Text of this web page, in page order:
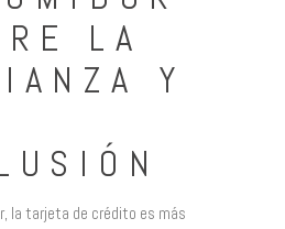
LA
Y
la tarjeta de crédito es más